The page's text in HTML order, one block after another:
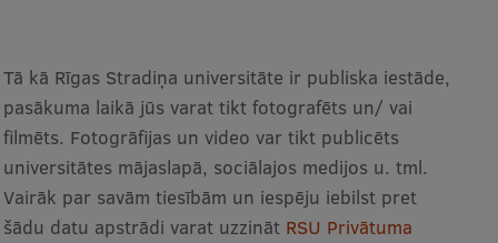
EATRIS koordinators Latvijā
Tā kā Rīgas Stradiņa universitāte ir publiska iestāde,
pasākuma laikā jūs varat tikt fotografēts un/ vai
filmēts. Fotogrāfijas un video var tikt publicēts
universitātes mājaslapā, sociālajos medijos u. tml.
Vairāk par savām tiesībām un iespēju iebilst pret
šādu datu apstrādi varat uzzināt RSU Privātuma